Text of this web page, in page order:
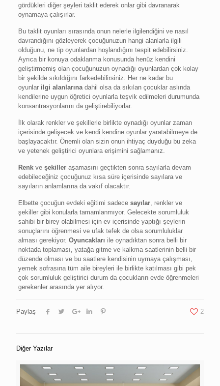
gördükleri diğer şeyleri taklit ederek onlar gibi davranarak
oynamaya çalışırlar.
Bu taklit oyunları sırasında onun nelerle ilgilendiğini ve nasıl
davrandığını gözleyerek çocuğunuzun hangi alanlarla ilgili
olduğunu, ne tip oyunlardan hoşlandığını tespit edebilirsiniz.
Ayrıca bir konuya odaklanma konusunda henüz kendini
geliştirmemiş olan çocuğunuzun oynadığı oyunlardan çok kolay
bir şekilde sıkıldığını farkedebilirsiniz. Her ne kadar bu
oyunlar ilgi alanlarınadahil olsa da sıkılan çocuklar aslında
kendilerine uygun öğretici oyunlarla teşvik edilmeleri durumunda
konsantrasyonlarını da geliştirebiliyorlar.
İlk olarak renkler ve şekillerle birlikte oynadığı oyunlar zaman
içerisinde gelişecek ve kendi kendine oyunlar yaratabilmeye de
başlayacaktır. Önemli olan sizin onun ihtiyaç duyduğu bu zeka
ve yetenek geliştirici oyunlara erişimini sağlamanız.
Renkve şekilleraşamasını geçtikten sonra sayılarla devam
edebileceğiniz çocuğunuz kısa süre içerisinde sayılara ve
sayıların anlamlarına da vakıf olacaktır.
Elbette çocuğun evdeki eğitimi sadece sayılar, renkler ve
şekiller gibi konularla tamamlanmıyor. Gelecekte sorumluluk
sahibi bir birey olabilmesi için ev içerisinde yaptığı şeylerin
sonuçlarını öğrenmesi ve ufak tefek de olsa sorumluluklar
alması gerekiyor. Oyuncakları ile oynadıktan sonra belli bir
noktada toplaması, yatağa gitme ve kalkma saatlerinin belli bir
düzende olması ve bu saatlere kendisinin uymaya çalışması,
yemek sofrasına tüm aile bireyleri ile birlikte katılması gibi pek
çok sorumluluk geliştirici durum da çocukların evde öğrenmeleri
gerekenler arasında yer alıyor.
Paylaş 2
Diğer Yazılar